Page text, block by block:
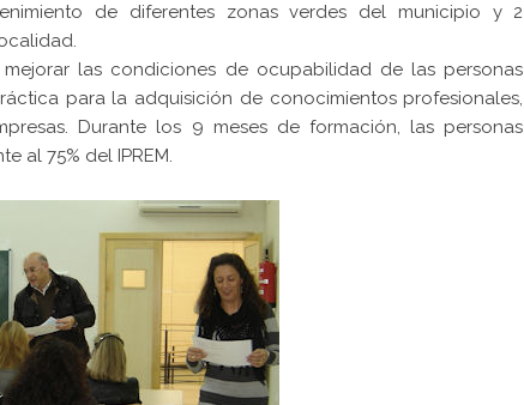
de diferentes zonas verdes del municipio y 2
las condiciones de ocupabilidad de las personas
para la adquisición de conocimientos profesionales,
Durante los 9 meses de formación, las personas
al 75% del IPREM.